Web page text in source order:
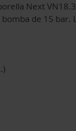
Next
de 15 bar.